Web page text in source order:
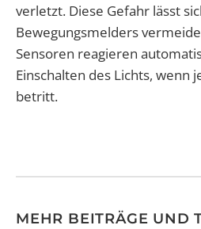
verletzt. Diese Gefahr lässt
Bewegungsmelders
Sensoren reagieren
Einschalten des Lichts, wenn
betritt.
MEHR BEITRÄGE UND